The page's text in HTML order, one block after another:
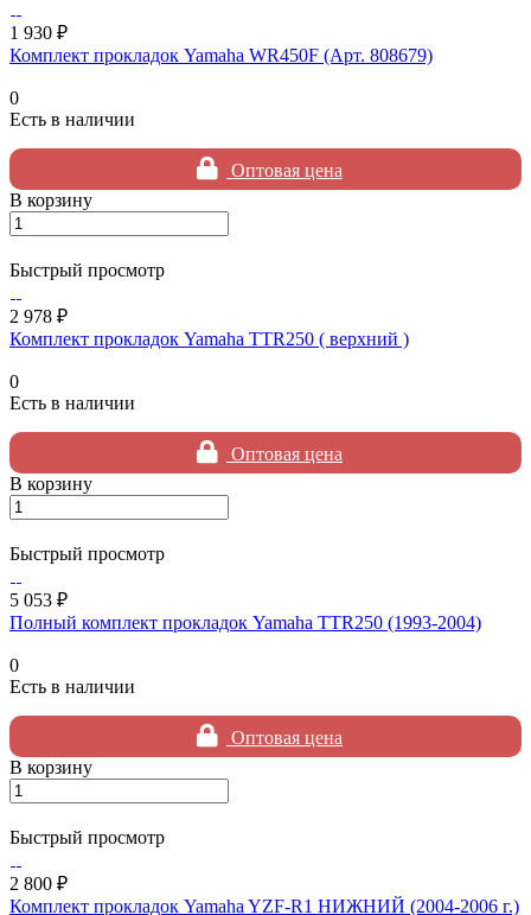
1 930 ₽
Комплект прокладок Yamaha WR450F (Арт. 808679)
0
Есть в наличии
Оптовая цена
В корзину
Быстрый просмотр
2 978 ₽
Комплект прокладок Yamaha TTR250 ( верхний )
0
Есть в наличии
Оптовая цена
В корзину
Быстрый просмотр
5 053 ₽
Полный комплект прокладок Yamaha TTR250 (1993-2004)
0
Есть в наличии
Оптовая цена
В корзину
Быстрый просмотр
2 800 ₽
Комплект прокладок Yamaha YZF-R1 НИЖНИЙ (2004-2006 г.)